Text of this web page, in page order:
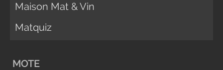
Maison Mat & Vin
Matquiz
MOTE